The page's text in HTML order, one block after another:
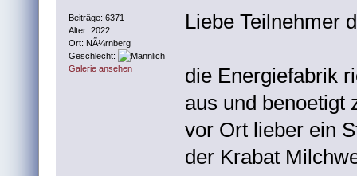
Beiträge: 6371
Alter: 2022
Ort: NÃ¼rnberg
Geschlecht:
Galerie ansehen
Liebe Teilnehmer
die Energiefabrik
aus und benoetigt
vor Ort lieber ein
der Krabat